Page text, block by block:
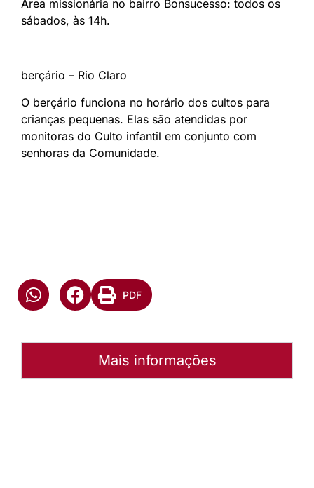
Área missionária no bairro Bonsucesso: todos os
sábados, às 14h.
berçário – Rio Claro
O berçário funciona no horário dos cultos para
crianças pequenas. Elas são atendidas por
monitoras do Culto infantil em conjunto com
senhoras da Comunidade.
PDF
Mais informações